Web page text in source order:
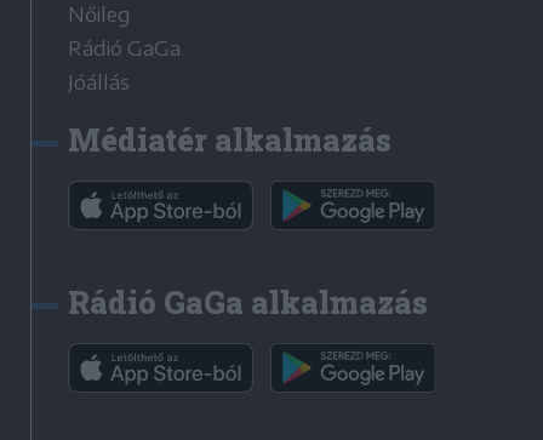
Nőileg
Rádió GaGa
Jóállás
Médiatér alkalmazás
Rádió GaGa alkalmazás